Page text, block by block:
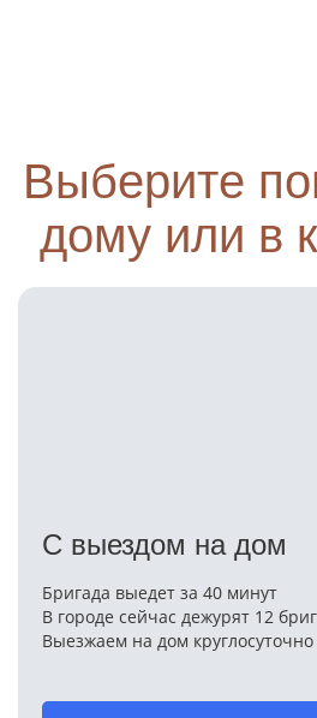
Выберите
дому или в
С выездом на дом
Бригада выедет за 40 минут
В городе сейчас дежурят 12
Выезжаем на дом